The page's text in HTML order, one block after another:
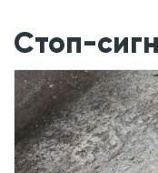
Стоп-